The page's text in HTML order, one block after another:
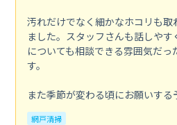
汚れだけでなく細かなホコリも取
ました。スタッフさんも話しや
についても相談できる雰囲気だっ
す。
また季節が変わる頃にお願いする
網戸清掃